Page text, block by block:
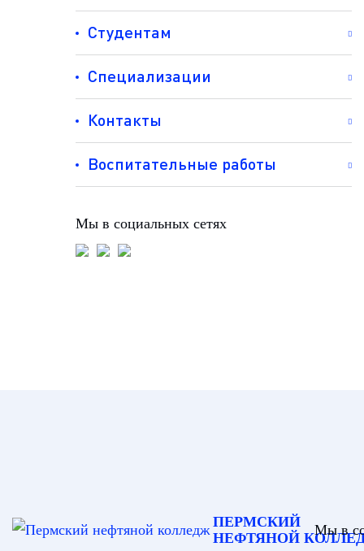
Студентам
Специализации
Контакты
Воспитательные работы
Мы в социальных сетях
ПЕРМСКИЙ
НЕФТЯНОЙ
Мы в